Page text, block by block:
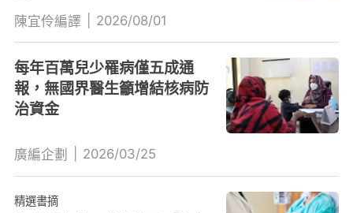
陳宜伶編譯 2026/08/01
每年百萬兒少罹病僅五成通
報，無國界醫生籲增結核病防
治資金
廣編企劃 2026/03/25
精選書摘